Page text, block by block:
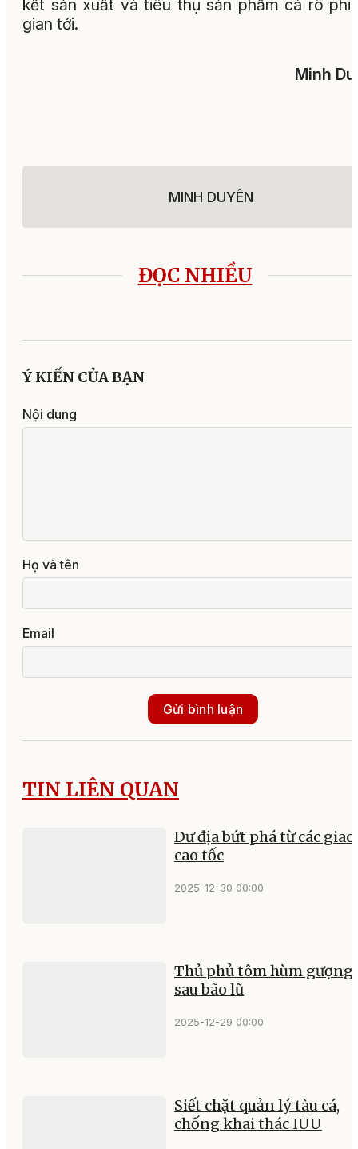
kết sản xuất và tiêu thụ sản phẩm cá rô phi
gian tới.
Minh
MINH DUYÊN
ĐỌC NHIỀU
Ý KIẾN CỦA BẠN
Nội dung
Họ và tên
Email
Gửi bình luận
TIN LIÊN QUAN
Dư địa bứt phá từ các
cao tốc
2025-12-30 00:00
Thủ phủ tôm hùm gượng
sau bão lũ
2025-12-29 00:00
Siết chặt quản lý tàu cá,
chống khai thác IUU